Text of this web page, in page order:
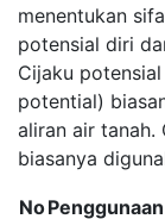
menentukan
potensial diri
Cijaku
potential)
aliran air tanah.
biasanya
No